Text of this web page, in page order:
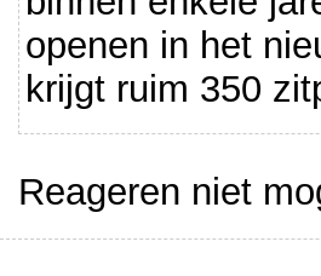
openen in het
krijgt ruim 350
Reageren niet